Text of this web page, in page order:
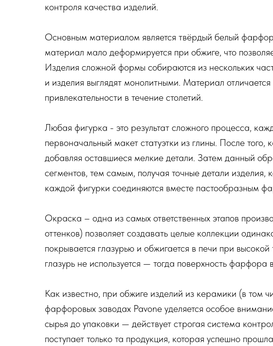
контроля качества изделий.
Основным материалом является твёрдый белый
материал мало деформируется при обжиге, что
Изделия сложной формы собираются из нескольких
и изделия выглядят монолитными. Материал
привлекательности в течение столетий.
Любая фигурка - это результат сложного процесса,
первоначальный макет статуэтки из глины. После
добавляя оставшиеся мелкие детали. Затем данный
сегментов, тем самым, получая точные детали
каждой фигурки соединяются вместе пастообразным
Окраска – одна из самых ответственных этапов
оттенков) позволяет создавать целые коллекции
покрывается глазурью и обжигается в печи при
глазурь не используется — тогда поверхность фарфора
Как известно, при обжиге изделий из керамики (в
фарфоровых заводах Pavone уделяется особое
сырья до упаковки — действует строгая система
поступает только та продукция, которая успешно